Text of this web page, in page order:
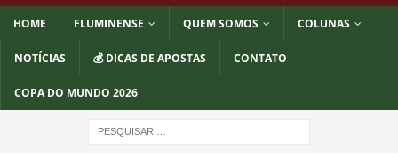
HOME FLUMINENSE QUEM SOMOS COLUNAS
NOTÍCIAS 💰 DICAS DE APOSTAS CONTATO
COPA DO MUNDO 2026